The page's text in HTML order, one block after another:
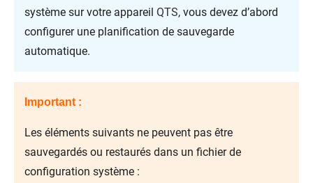
système sur votre appareil QTS, vous devez d’abord
configurer une planification de sauvegarde
automatique.
Important :
Les éléments suivants ne peuvent pas être
sauvegardés ou restaurés dans un fichier de
configuration système :